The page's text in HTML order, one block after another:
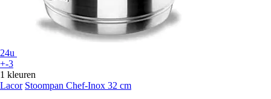
24u
+-3
1 kleuren
Lacor Stoompan Chef-Inox 32 cm